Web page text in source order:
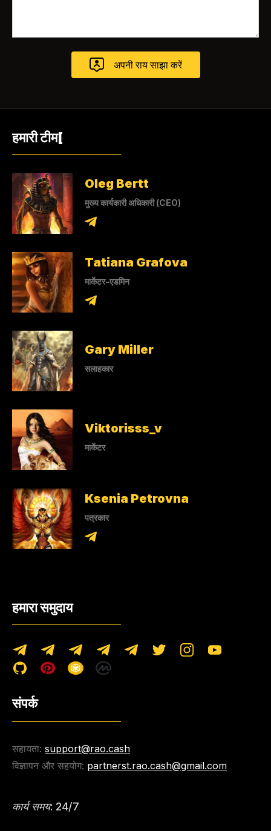
हमारी टीम[
Oleg Bertt
मुख्य कार्यकारी अधिकारी (CEO)
Tatiana Grafova
मार्केटर-एडमिन
Gary Miller
सलाहकार
Viktorisss_v
मार्केटर
Ksenia Petrovna
पत्रकार
हमारा समुदाय
संपर्क
सहायता: support@rao.cash
विज्ञापन और सहयोग: partnerst.rao.cash@gmail.com
कार्य समय: 24/7